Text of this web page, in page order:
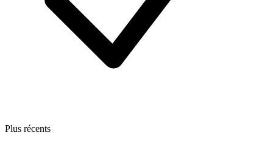
Plus récents